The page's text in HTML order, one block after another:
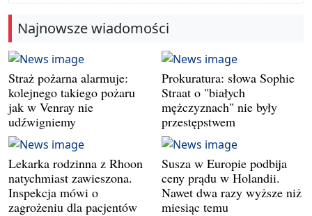
Najnowsze wiadomości
Straż pożarna alarmuje:
kolejnego takiego pożaru
jak w Venray nie
udźwigniemy
Prokuratura: słowa Sophie
Straat o "białych
mężczyznach" nie były
przestępstwem
Lekarka rodzinna z Rhoon
natychmiast zawieszona.
Inspekcja mówi o
zagrożeniu dla pacjentów
Susza w Europie podbija
ceny prądu w Holandii.
Nawet dwa razy wyższe niż
miesiąc temu